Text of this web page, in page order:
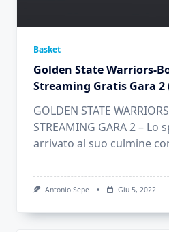
Basket
Golden State Warriors-
Streaming Gratis Gara 2
GOLDEN STATE
STREAMING GARA 2 – Lo
arrivato al suo culmine
Antonio Sepe Giu 5, 2022